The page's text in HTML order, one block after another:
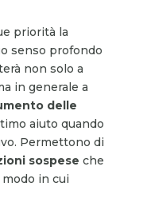
priorità la
senso profondo
non solo a
in generale a
delle
aiuto quando
Permettono di
sospese che
in cui